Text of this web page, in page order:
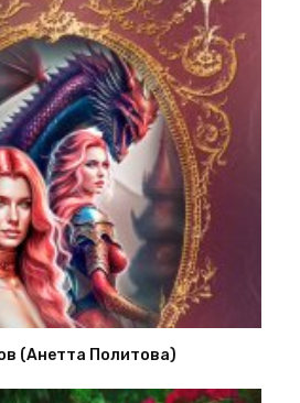
(Анетта Политова)